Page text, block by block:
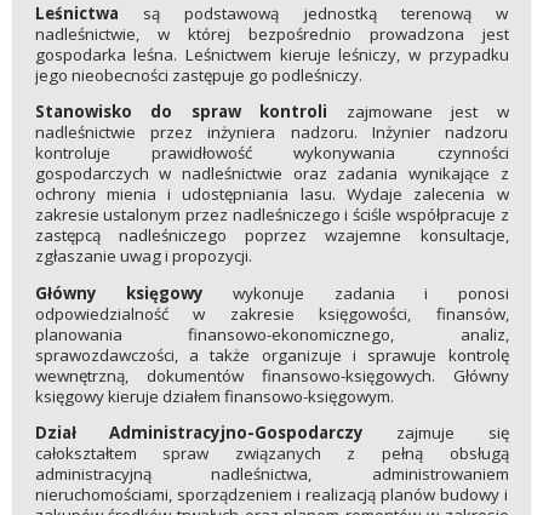
Leśnictwa są podstawową jednostką terenową w
nadleśnictwie, w której bezpośrednio prowadzona jest
gospodarka leśna. Leśnictwem kieruje leśniczy, w przypadku
jego nieobecności zastępuje go podleśniczy.
Stanowisko do spraw kontroli zajmowane jest w
nadleśnictwie przez inżyniera nadzoru. Inżynier nadzoru
kontroluje prawidłowość wykonywania czynności
gospodarczych w nadleśnictwie oraz zadania wynikające z
ochrony mienia i udostępniania lasu. Wydaje zalecenia w
zakresie ustalonym przez nadleśniczego i ściśle współpracuje z
zastępcą nadleśniczego poprzez wzajemne konsultacje,
zgłaszanie uwag i propozycji.
Główny księgowywykonuje zadania i ponosi
odpowiedzialność w zakresie księgowości, finansów,
planowania finansowo-ekonomicznego, analiz,
sprawozdawczości, a także organizuje i sprawuje kontrolę
wewnętrzną, dokumentów finansowo-księgowych. Główny
księgowy kieruje działem finansowo-księgowym.
Dział Administracyjno-Gospodarczy zajmuje się
całokształtem spraw związanych z pełną obsługą
administracyjną nadleśnictwa, administrowaniem
nieruchomościami, sporządzeniem i realizacją planów budowy i